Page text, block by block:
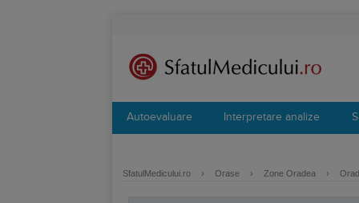
Autoevaluare Interpretare analize
SfatulMedicului.ro › Orase › Zone Oradea ›